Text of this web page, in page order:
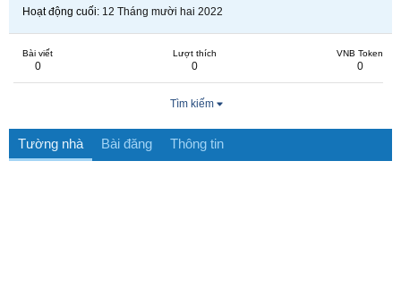
Hoạt động cuối 12 Tháng mười hai 2022
Bài viết
0
Lượt thích
0
VNB Token
0
Tìm kiếm
Tường nhà Bài đăng Thông tin